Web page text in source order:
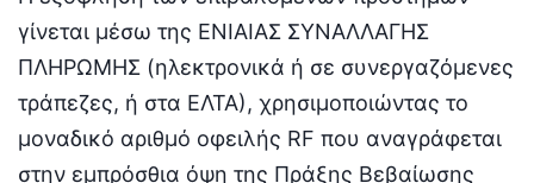
γίνεται μέσω της ΕΝΙΑΙΑΣ ΣΥΝΑΛΛΑΓΗΣ
ΠΛΗΡΩΜΗΣ (ηλεκτρονικά ή σε συνεργαζόμενες
τράπεζες, ή στα ΕΛΤΑ), χρησιμοποιώντας το
μοναδικό αριθμό οφειλής RF που αναγράφεται
στην εμπρόσθια όψη της Πράξης Βεβαίωσης